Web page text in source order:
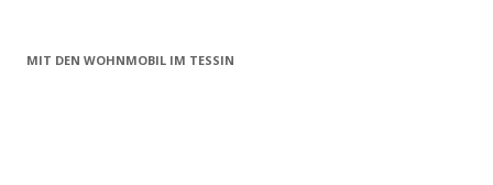
MIT DEN WOHNMOBIL IM TESSIN